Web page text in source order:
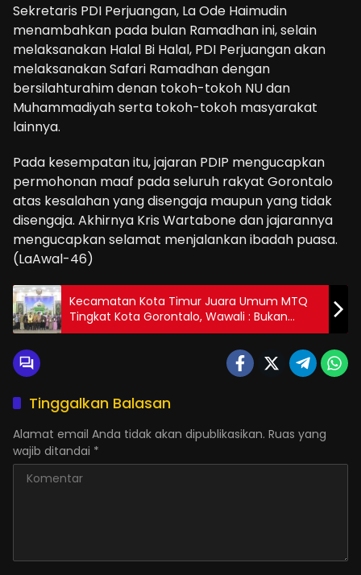
Sekretaris PDI Perjuangan, La Ode Haimudin
menambahkan pada bulan Ramadhan ini, selain
melaksanakan Halal Bi Halal, PDI Perjuangan akan
melaksanakan Safari Ramadhan dengan
bersilahturahim denan tokoh-tokoh NU dan
Muhammadiyah serta tokoh-tokoh masyarakat
lainnya.
Pada kesempatan itu, jajaran PDIP mengucapkan
permohonan maaf pada seluruh rakyat Gorontalo
atas kesalahan yang disengaja maupun yang tidak
disengaja. Akhirnya Kris Wartabone dan jajarannya
mengucapkan selamat menjalankan ibadah puasa.
(LaAwal-46)
Kecamatan Kota Timur Juara Umum MTQ
Tingkat Kota Gorontalo, Wawali : Bukan
Sekedar Ajang Prestasi, Tetapi Nilai Islami
Tinggalkan Balasan
Alamat email Anda tidak akan dipublikasikan. Ruas yang
wajib ditandai *